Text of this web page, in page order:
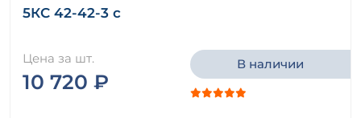
5КС 42-42-3 с
Цена за шт.
10 720 ₽
В наличии